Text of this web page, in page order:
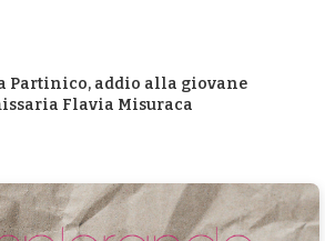
Partinico, addio alla giovane
Flavia Misuraca